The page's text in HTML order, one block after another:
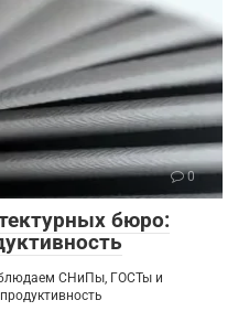
0
бюро:
СНиПы, ГОСТы и